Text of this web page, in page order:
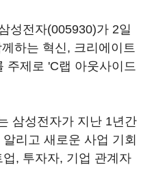
성전자(005930)가 2일
하는 혁신, 크리에이트
주제로 'C랩 아웃사이드
삼성전자가 지난 1년간
리고 새로운 사업 기회
, 투자자, 기업 관계자